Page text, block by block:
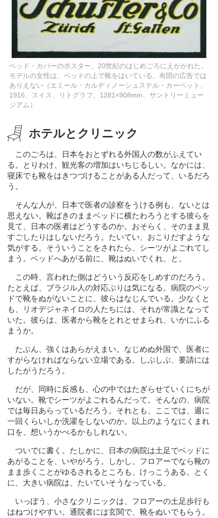
ベッド・カバーのポスター。20世紀のはじめごろにえがかれた。
モデルの女性は、ベッドの上で靴をはいている。布団の広告では
ありえない（エミール・カルディノーシュステル・カーペット、
1916、スイス、リトグラフ、1281×908mm、サントリーミュー
ジアム）
ホテルとクリニック
このごろは、日本をおとずれる外国人の数がふえてい
る。とりわけ、観光客の増加はいちじるしい。なかには、
寝床でも靴をはきつづけることがある人だって、いるだろ
う。
そんな人が、日本で医者の診察をうける例も、ないとは
思えない。靴ばきのままベッドに横たわろうとする彼らを
見て、日本の医者はどうするのか。おそらく、そのまま見
すごしたりはしないだろう。たいてい、おこりだすような
気がする。そういうことをされたら、シーツがよごれてし
まう。ベッドへあがる前に、靴はぬいでくれ、と。
この時、言われた側はどういう反応をしめすのだろう。
たとえば、ブラジル人の対応ぶりは気になる。病院のベッ
ドで靴をぬがないことに、彼らはなじんでいる。少なくと
も、リオデジャネイロの人たちには、それが常識となって
いた。彼らは、医者から靴をとれとせまられ、いかにふる
まうか。
たぶん、強くはあらがえまい。なじめぬ外国で、医者に
すがらなければならない立場である。しぶしぶ、要請には
したがうだろう。
だが、同時に反感も、心の中ではたぎらせていくにちが
いない。靴でシーツがよごれるんだって。そんなの、病院
では毎日あらっているだろう。それとも、ここでは、週に
一回くらいしか洗濯をしないのか。以上のようなにくまれ
口を、想いうかべるかもしれない。
ついでに書く。たしかに、日本の病院は土足でベッドに
あがることを、いやがろう。しかし、フロアーでなら靴の
まま歩くことがゆるされるところも、けっこうある。とく
に、大きい病院は、たいていそうなっている。
いっぽう、小さなクリニックは、フロアーの土足歩行も
はねつけやすい。通院者には玄関で、靴をぬいでもらう。